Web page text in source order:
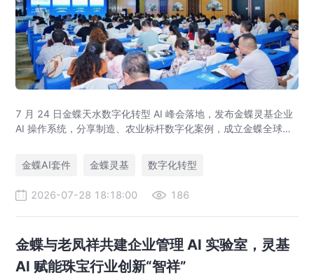
7 月 24 日金蝶天水数字化转型 AI 峰会落地，发布金蝶灵基企业
AI 操作系统，分享制造、农业标杆数字化案例，成立金蝶全球创
金蝶AI套件
金蝶灵基 数字化转型
2026-07-28 18:18:00 186
金蝶与老凤祥共建企业管理 AI 实验室，灵基
AI 赋能珠宝行业创新“智祥”